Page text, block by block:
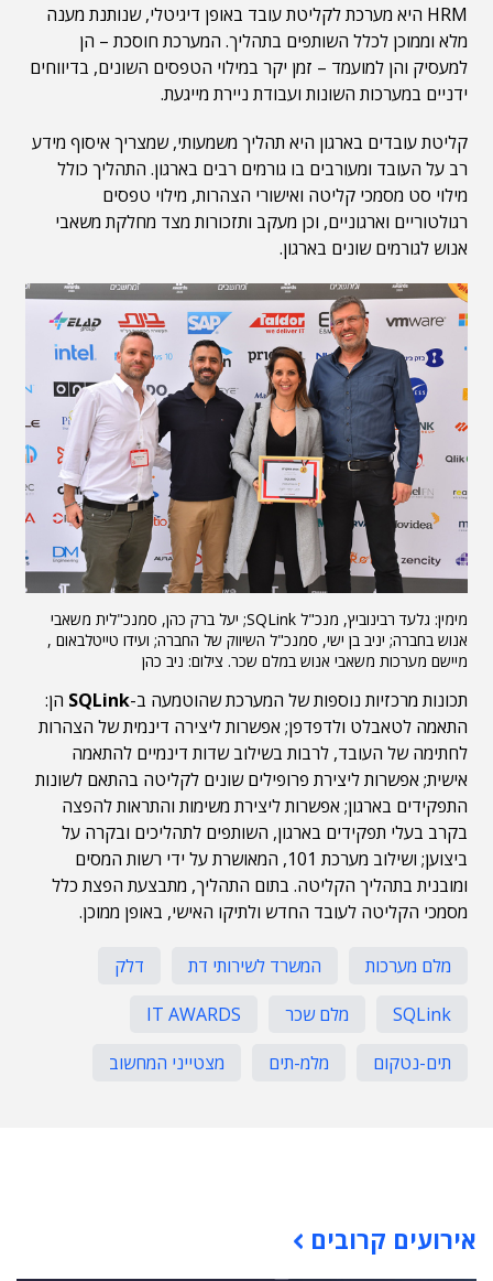
HRM היא מערכת לקליטת עובד באופן דיגיטלי, שנותנת מענה
מלא וממוכן לכלל השותפים בתהליך. המערכת חוסכת – הן
למעסיק והן למועמד – זמן יקר במילוי הטפסים השונים, בדיווחים
ידניים במערכות השונות ‏ועבודת ניירת מייגעת.
קליטת עובדים בארגון היא תהליך משמעותי, שמצריך איסוף מידע
רב על העובד ומעורבים בו גורמים רבים בארגון. התהליך כולל
מילוי סט מסמכי קליטה ואישורי הצהרות, מילוי טפסים
רגולטוריים וארגוניים, וכן מעקב ותזכורות מצד מחלקת משאבי
אנוש לגורמים שונים בארגון.‏
מימין: גלעד רבינוביץ, מנכ"ל SQLink; יעל ברק כהן, סמנכ"לית משאבי
אנוש בחברה; יניב בן ישי, סמנכ"ל השיווק של החברה; ועידו טייטלבאום ,
מיישם מערכות משאבי אנוש במלם שכר. צילום: ניב כהן
תכונות מרכזיות נוספות של המערכת שהוטמעה ב-SQLink הן:
התאמה לטאבלט ולדפדפן‏‏; אפשרות ליצירה דינמית של הצהרות
לחתימה של העובד, לרבות בשילוב שדות דינמיים להתאמה
אישית; אפשרות ליצירת פרופילים שונים לקליטה בהתאם לשונות
התפקידים בארגון; אפשרות ליצירת משימות והתראות להפצה
בקרב בעלי תפקידים בארגון, השותפים לתהליכים ובקרה על
ביצוען; ושילוב מערכת 101, המאושרת על ידי רשות המסים
ומובנית בתהליך הקליטה‏. בתום התהליך, מתבצעת הפצת כלל
מסמכי הקליטה לעובד החדש ולתיקו האישי, באופן ממוכן.
מלם מערכות המשרד לשירותי דת
דלק
SQLink
מלם שכר
IT AWARDS
תים-נטקום
מלמ-תים מצטייני המחשוב
אירועים קרובים